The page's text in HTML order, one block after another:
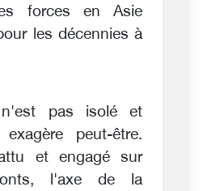
forces en Asie
les décennies à
pas isolé et
exagère peut-être.
et engagé sur
l'axe de la